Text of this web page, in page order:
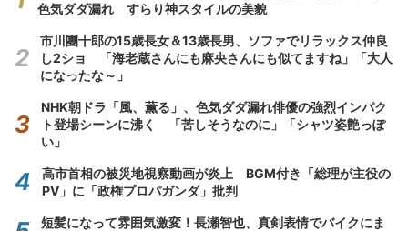
色気ダダ漏れ すらり神スタイルの美貌
市川團十郎の15歳長女＆13歳長男、ソファでリラックス仲良
し2ショ 「海老蔵さんにも麻央さんにも似てますね」「大人
になったな～」
NHK朝ドラ「風、薫る」、色気ダダ漏れ俳優の強烈インパク
ト登場シーンに沸く 「苦しそうなのに」「シャツ姿艶っぽ
い」
高市首相の被災地視察動画が炎上 BGM付き「総理が主役の
PV」に「政権プロパガンダ」批判
短髪になって雰囲気激変！長瀬智也、真剣表情でバイクにま